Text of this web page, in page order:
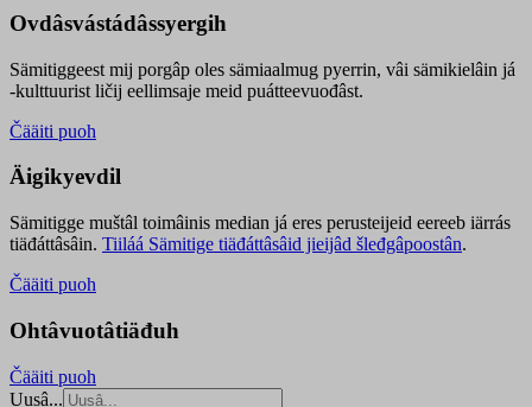
Ovdâsvástádâssyergih
Sämitiggeest mij porgâp oles sämiaalmug pyerrin, vâi sämikielâin já
-kulttuurist ličij eellimsaje meid puátteevuođâst.
Čääiti puoh
Äigikyevdil
Sämitigge muštâl toimâinis median já eres perusteijeid eereeb iärrás
tiäđáttâsâin. Tiiláá Sämitige tiäđáttâsâid jieijâd šleđgâpoostân.
Čääiti puoh
Ohtâvuotâtiäđuh
Čääiti puoh
Uusâ...